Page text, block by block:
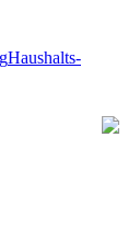
Haushalts-